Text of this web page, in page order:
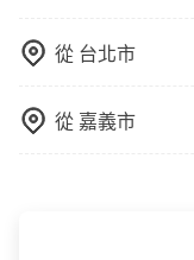
每人花費為1,520
果全程使用tripool
1,430元，費時3小
將eTag和可能的每
額外的汽車保險與
iRent只提供最基
Vios這類乘坐體驗
從 台北市
從 嘉義市